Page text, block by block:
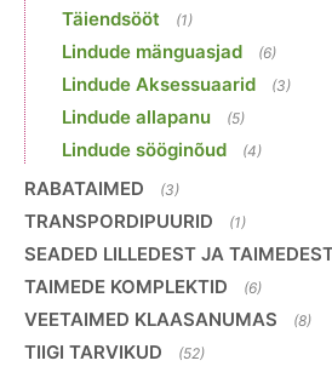
Täiendsööt (1)
Lindude mänguasjad (6)
Lindude Aksessuaarid (3)
Lindude allapanu (5)
Lindude sööginõud (4)
RABATAIMED (3)
TRANSPORDIPUURID (1)
SEADED LILLEDEST JA
TAIMEDE KOMPLEKTID (6)
VEETAIMED KLAASANUMAS (8)
TIIGI TARVIKUD (52)